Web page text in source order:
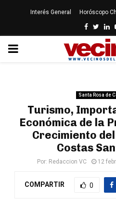
Interés General Horóscopo
PRIMARY
Santa Rosa de
Turismo,
Económica de la
Crecimiento
Costas
Por: Redaccion VC 12
COMPARTIR 0